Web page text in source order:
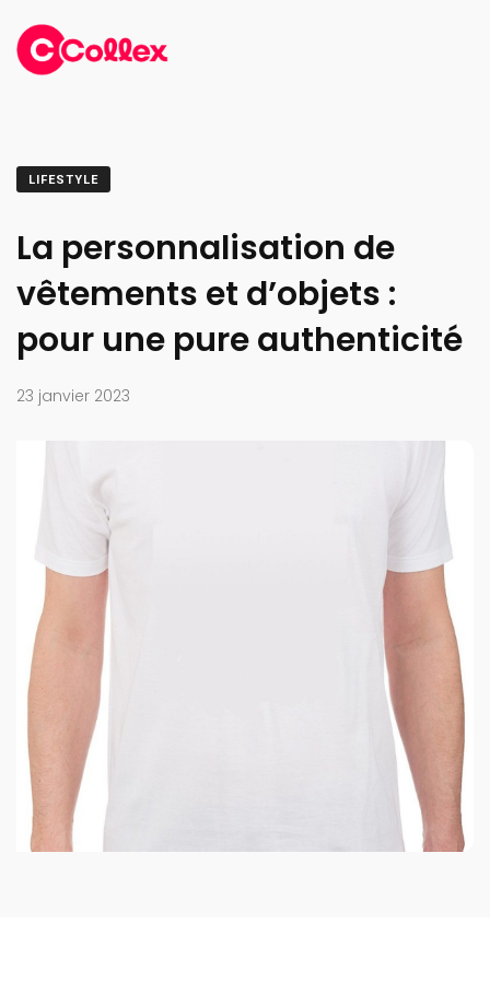
LIFESTYLE
La personnalisation de
vêtements et d’objets :
pour une pure authenticité
23 janvier 2023